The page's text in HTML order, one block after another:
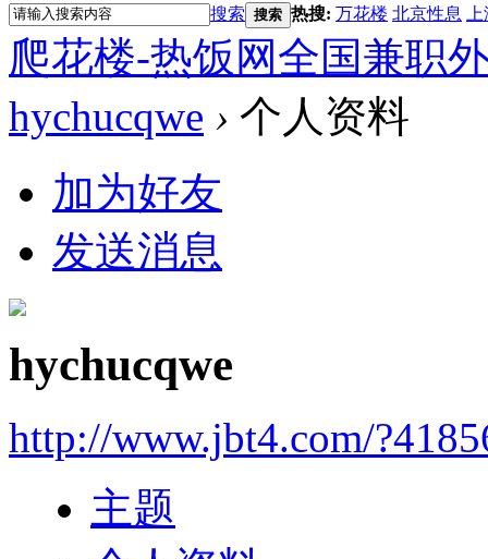
搜索 搜索 热搜: 万花楼 北京性息
爬花楼-热饭网全国兼职
hychucqwe › 个人资料
加为好友
发送消息
hychucqwe
http://www.jbt4.com/
主题